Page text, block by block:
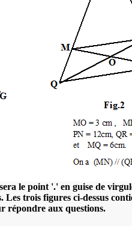
le point '.' en guise de
Les trois figures ci-dessus
répondre aux questions.